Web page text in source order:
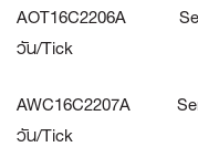
AOT16C2206A
วัน/Tick
AWC16C2207A
วัน/Tick